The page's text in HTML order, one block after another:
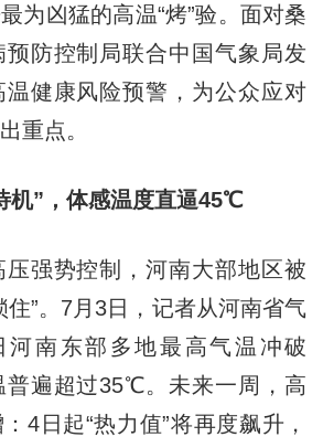
为凶猛的高温“烤”验。面对桑
防控制局联合中国气象局发
健康风险预警，为公众应对
重点。
”，体感温度直逼45℃
势控制，河南大部地区被
住”。7月3日，记者从河南省气
河南东部多地最高气温冲破
遍超过35℃。未来一周，高
4日起“热力值”将再度飙升，